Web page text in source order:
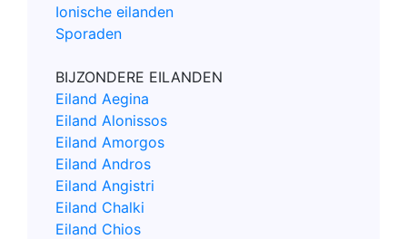
Ionische eilanden
Sporaden
BIJZONDERE EILANDEN
Eiland Aegina
Eiland Alonissos
Eiland Amorgos
Eiland Andros
Eiland Angistri
Eiland Chalki
Eiland Chios